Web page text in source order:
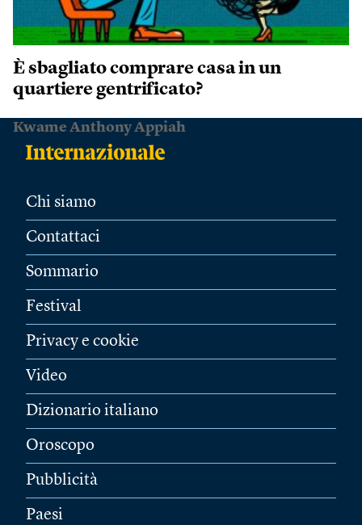
È sbagliato comprare casa in un
quartiere gentrificato?
Kwame Anthony Appiah
Chi siamo
Contattaci
Sommario
Festival
Privacy e cookie
Video
Dizionario italiano
Oroscopo
Pubblicità
Paesi